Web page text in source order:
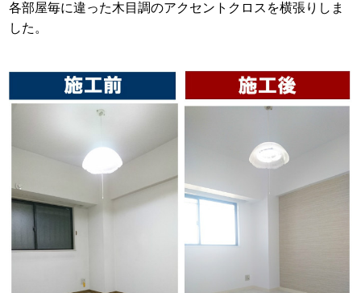
各部屋毎に違った木目調のアクセントクロスを横張りしま
した。